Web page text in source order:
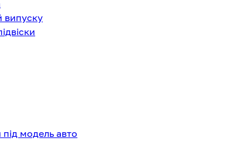
випуску
модель авто